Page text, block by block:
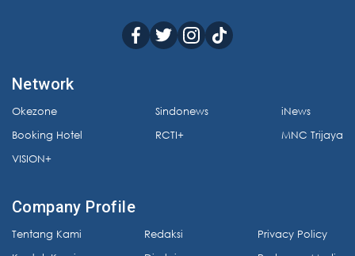
Network
Okezone
Booking Hotel
VISION+
Sindonews
RCTI+
iNews
MNC Trijaya
Company Profile
Tentang Kami
Redaksi
Privacy Policy